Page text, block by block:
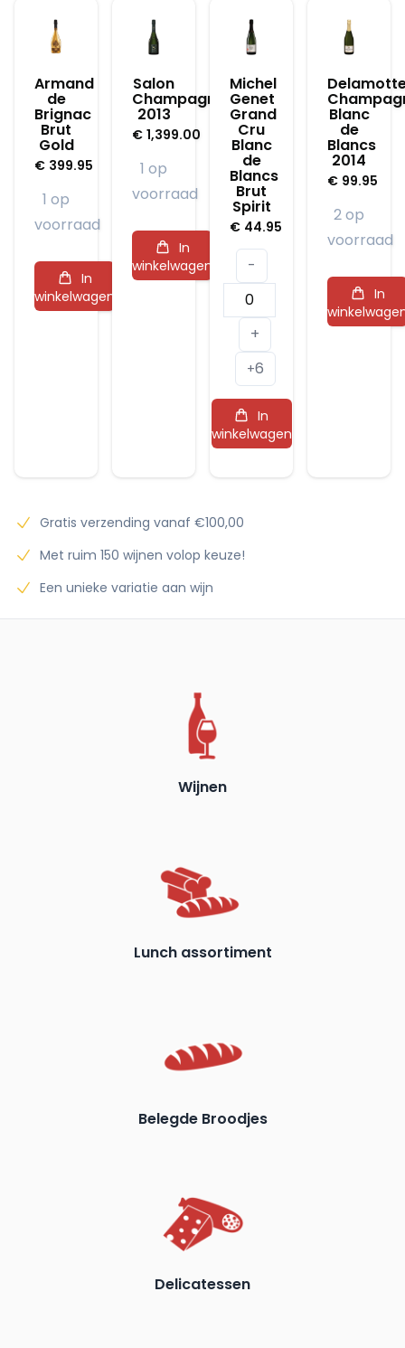
Armand
de
Brignac
Brut
Gold
€ 399.95
1 op
voorraad
In
winkelwagen
Salon
Champagne
2013
€ 1,399.00
1 op
voorraad
In
winkelwagen
Michel
Genet
Grand
Cru
Blanc
de
Blancs
Brut
Spirit
€ 44.95
-
Michel
Genet
Grand
Blanc
de
Blancs
aantal
+
+6
In
winkelwagen
Blanc
de
Blancs
2014
€ 99.95
2 op
voorraad
In
Gratis verzending vanaf €100,00
Met ruim 150 wijnen volop keuze!
Een unieke variatie aan wijn
Wijnen
Lunch assortiment
Belegde Broodjes
Delicatessen